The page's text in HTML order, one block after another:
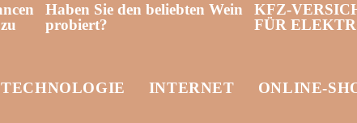
Haben Sie den beliebten Wein
probiert?
KFZ-
FÜR
TECHNOLOGIE INTERNET ONLINE-